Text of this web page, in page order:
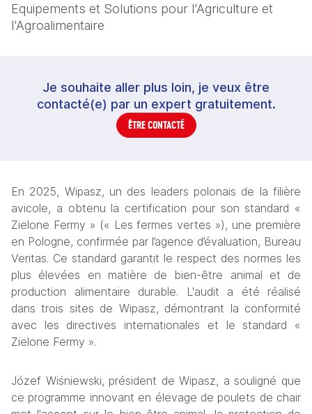
Equipements et Solutions pour l'Agriculture et
l'Agroalimentaire
Je souhaite aller plus loin, je veux être
contacté(e) par un expert gratuitement.
ÊTRE CONTACTÉ
En 2025, Wipasz, un des leaders polonais de la filière
avicole, a obtenu la certification pour son standard «
Zielone Fermy » (« Les fermes vertes »), une première
en Pologne, confirmée par l’agence d’évaluation, Bureau
Veritas. Ce standard garantit le respect des normes les
plus élevées en matière de bien-être animal et de
production alimentaire durable. L'audit a été réalisé
dans trois sites de Wipasz, démontrant la conformité
avec les directives internationales et le standard «
Zielone Fermy ».
Józef Wiśniewski, président de Wipasz, a souligné que
ce programme innovant en élevage de poulets de chair